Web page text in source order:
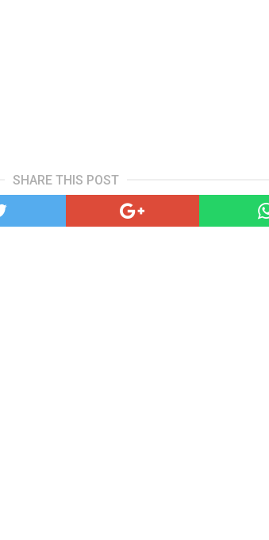
SHARE THIS POST